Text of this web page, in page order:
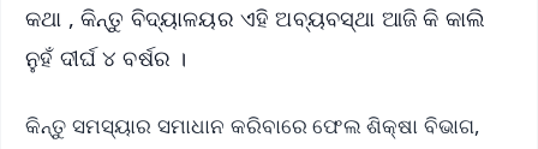
କଥା , କିନ୍ତୁ ବିଦ୍ୟାଳୟର ଏହି ଅବ୍ୟବସ୍ଥା ଆଜି କି କାଲି
ନୁହଁ ଦୀର୍ଘ ୪ ବର୍ଷର ।
କିନ୍ତୁ ସମସ୍ୟାର ସମାଧାନ କରିବାରେ ଫେଲ ଶିକ୍ଷା ବିଭାଗ,